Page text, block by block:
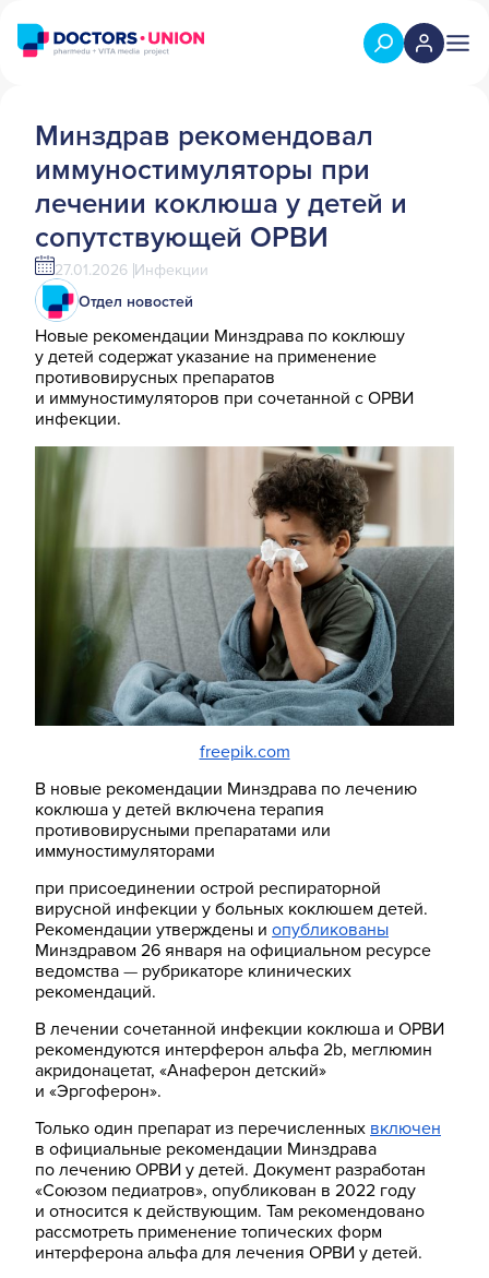
Минздрав рекомендовал
иммуностимуляторы при
лечении коклюша у детей и
сопутствующей ОРВИ
27.01.2026 Инфекции
Отдел новостей
Новые рекомендации Минздрава по коклюшу
у детей содержат указание на применение
противовирусных препаратов
и иммуностимуляторов при сочетанной с ОРВИ
инфекции.
freepik.com
В новые рекомендации Минздрава по лечению
коклюша у детей включена терапия
противовирусными препаратами или
иммуностимуляторами
при присоединении острой респираторной
вирусной инфекции у больных коклюшем детей.
Рекомендации утверждены и опубликованы
Минздравом 26 января на официальном ресурсе
ведомства — рубрикаторе клинических
рекомендаций.
В лечении сочетанной инфекции коклюша и ОРВИ
рекомендуются интерферон альфа 2b, меглюмин
акридонацетат, «Анаферон детский»
и «Эргоферон».
Только один препарат из перечисленных включен
в официальные рекомендации Минздрава
по лечению ОРВИ у детей. Документ разработан
«Союзом педиатров», опубликован в 2022 году
и относится к действующим. Там рекомендовано
рассмотреть применение топических форм
интерферона альфа для лечения ОРВИ у детей.